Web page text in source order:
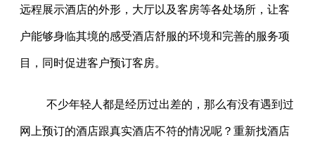
远程展示酒店的外形，大厅以及客房等各处场所，让客
户能够身临其境的感受酒店舒服的环境和完善的服务项
目，同时促进客户预订客房。
不少年轻人都是经历过出差的，那么有没有遇到过
网上预订的酒店跟真实酒店不符的情况呢？重新找酒店